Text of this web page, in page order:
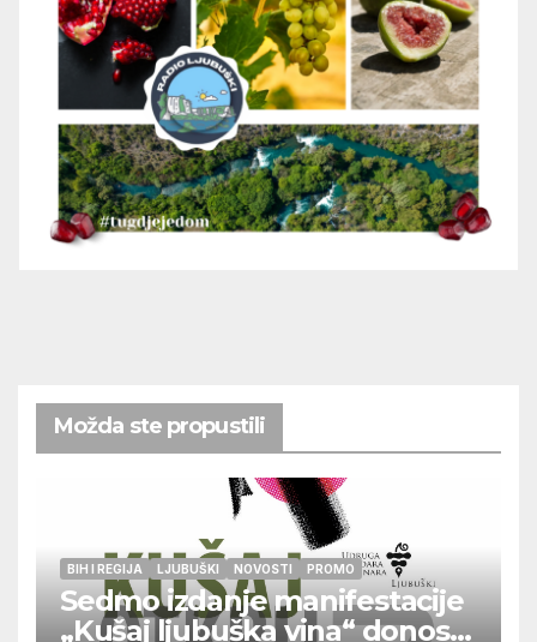
Možda ste propustili
BIH I REGIJA LJUBUŠKI NOVOSTI PROMO
Sedmo izdanje manifestacije
„Kušaj ljubuška vina“ donosi